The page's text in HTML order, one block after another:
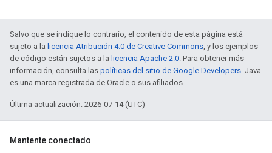
Salvo que se indique lo contrario, el contenido de esta página está
sujeto a la licencia Atribución 4.0 de Creative Commons, y los ejemplos
de código están sujetos a la licencia Apache 2.0. Para obtener más
información, consulta las políticas del sitio de Google Developers. Java
es una marca registrada de Oracle o sus afiliados.
Última actualización: 2026-07-14 (UTC)
Mantente conectado